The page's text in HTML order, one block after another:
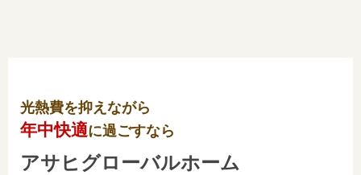
光熱費を抑えながら
年中快適に過ごすなら
アサヒグローバルホーム